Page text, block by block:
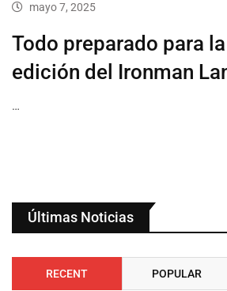
mayo 7, 2025
Todo preparado para
edición del Ironman
…
Últimas Noticias
RECENT POPULAR